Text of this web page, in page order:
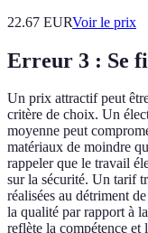
22.67 EURVoir le prix
Erreur 3 : Se
Un prix attractif peut
critère de choix. Un
moyenne peut
matériaux de moindre
rappeler que le travail
sur la sécurité. Un tarif
réalisées au détriment
la qualité par rapport à
reflète la compétence et